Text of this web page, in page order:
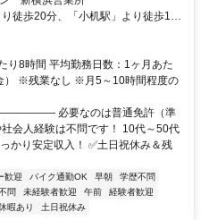
徒歩20分、「小机駅」より徒歩15
り8時間 平均勤務日数：1ヶ月あた
） ※残業なし ※月5～10時間程度の
必要なのは普通免許（準
会人経験は不問です！ 10代～50代
かり安定収入！ ✅土日祝休み＆残
歓迎 バイク通勤OK 早朝
学歴不問
問 未経験者歓迎 午前
経験者歓迎
暇あり 土日祝休み